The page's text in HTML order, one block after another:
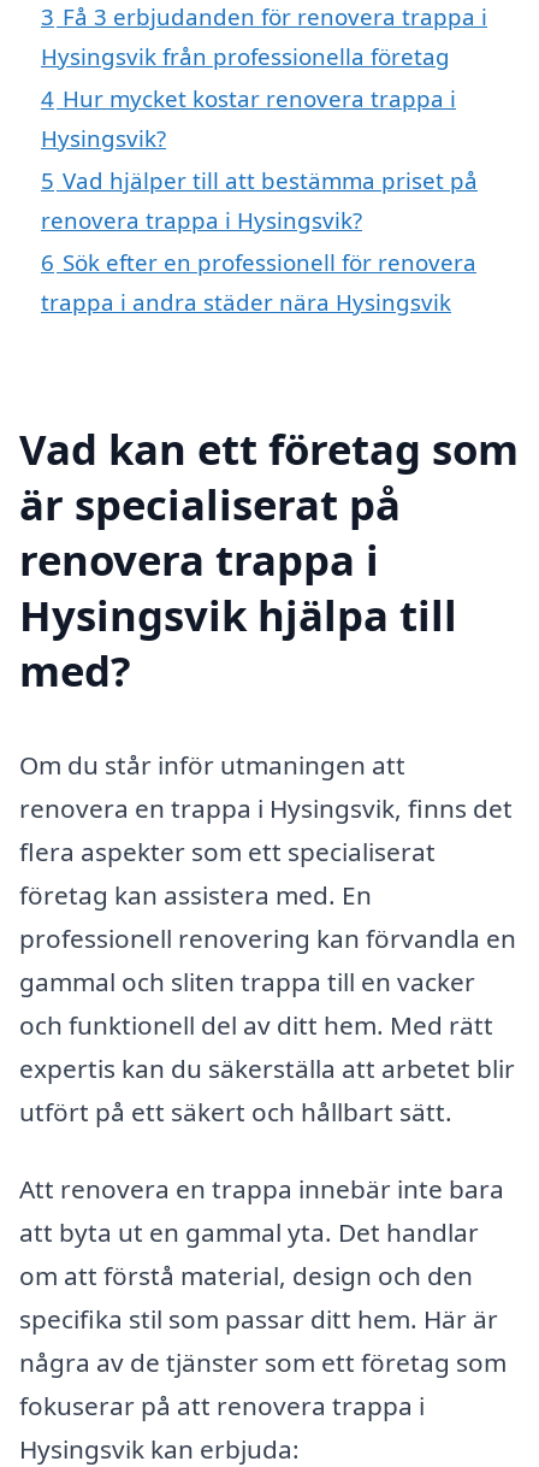
3 Få 3 erbjudanden för renovera trappa i
Hysingsvik från professionella företag
4 Hur mycket kostar renovera trappa i
Hysingsvik?
5 Vad hjälper till att bestämma priset på
renovera trappa i Hysingsvik?
6 Sök efter en professionell för renovera
trappa i andra städer nära Hysingsvik
Vad kan ett företag som
är specialiserat på
renovera trappa i
Hysingsvik hjälpa till
med?
Om du står inför utmaningen att
renovera en trappa i Hysingsvik, finns det
flera aspekter som ett specialiserat
företag kan assistera med. En
professionell renovering kan förvandla en
gammal och sliten trappa till en vacker
och funktionell del av ditt hem. Med rätt
expertis kan du säkerställa att arbetet blir
utfört på ett säkert och hållbart sätt.
Att renovera en trappa innebär inte bara
att byta ut en gammal yta. Det handlar
om att förstå material, design och den
specifika stil som passar ditt hem. Här är
några av de tjänster som ett företag som
fokuserar på att renovera trappa i
Hysingsvik kan erbjuda: